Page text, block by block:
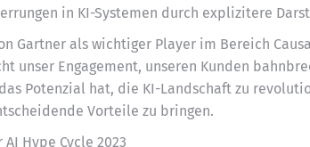
in KI-Systemen durch explizitere
Gartner als wichtiger Player im Bereich
unser Engagement, unseren Kunden
Potenzial hat, die KI-Landschaft zu
Vorteile zu bringen.